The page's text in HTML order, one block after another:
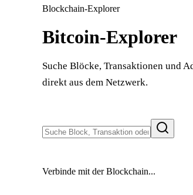
Blockchain-Explorer
Bitcoin-Explorer
Suche Blöcke, Transaktionen und
direkt aus dem Netzwerk.
Verbinde mit der Blockchain...